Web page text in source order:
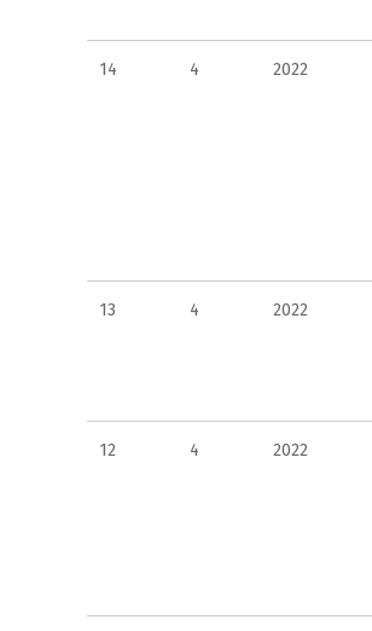
14 4 2022
13 4 2022
12 4 2022